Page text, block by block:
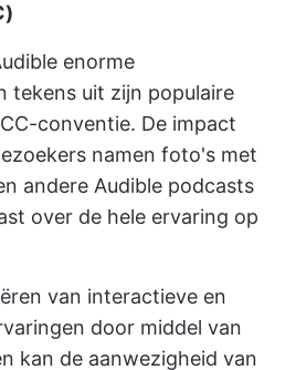
enorme
tekens uit zijn populaire
conventie. De impact
namen foto's met
andere Audible podcasts
over de hele ervaring op
van interactieve en
door middel van
kan de aanwezigheid van